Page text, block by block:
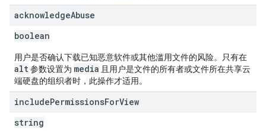
acknowledgeAbuse
boolean
用户是否确认下载已知恶意软件或其他滥用文件的风险。只有在
alt参数设置为 media 且用户是文件的所有者或文件所在共享云
端硬盘的组织者时，此操作才适用。
includePermissionsForView
string